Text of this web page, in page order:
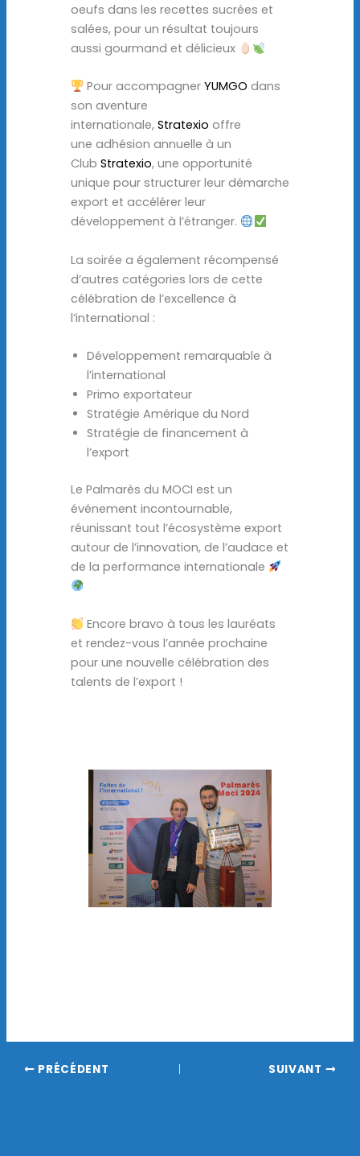
oeufs dans les recettes sucrées et
salées, pour un résultat toujours
aussi gourmand et délicieux
Pour accompagnerYUMGO dans
son aventure
internationale, Stratexio offre
une adhésion annuelle à un
Club Stratexio, une opportunité
unique pour structurer leur démarche
export et accélérer leur
développement à l’étranger.
La soirée a également récompensé
d’autres catégories lors de cette
célébration de l’excellence à
l’international :
Développement remarquable à
l’international
Primo exportateur
Stratégie Amérique du Nord
Stratégie de financement à
l’export
Le Palmarès du MOCI est un
événement incontournable,
réunissant tout l’écosystème export
autour de l’innovation, de l’audace et
de la performance internationale
Encore bravo à tous les lauréats
et rendez-vous l’année prochaine
pour une nouvelle célébration des
talents de l’export !
PRÉCÉDENT SUIVANT